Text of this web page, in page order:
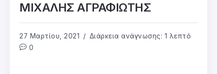
ΜΙΧΑΛΗΣ ΑΓΡΑΦΙΩΤΗΣ
27 Μαρτίου, 2021
Διάρκεια ανάγνωσης: 1 λεπτό
0